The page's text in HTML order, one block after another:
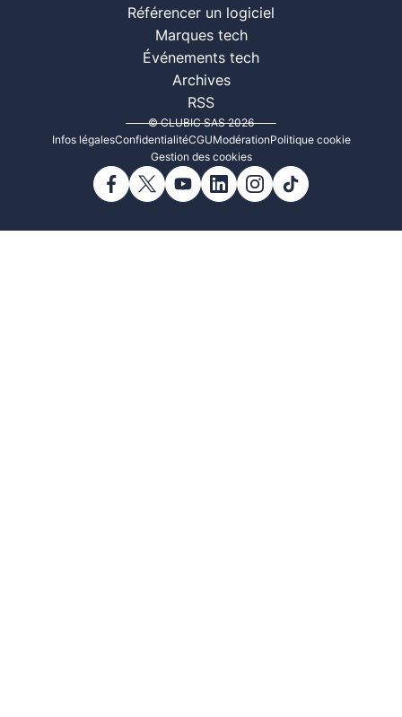
Référencer un logiciel
Marques tech
Événements tech
Archives
RSS
© CLUBIC SAS 2026
Infos légalesConfidentialitéCGUModérationPolitique cookie
Gestion des cookies